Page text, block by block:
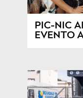
PIC-NIC
EVENTO